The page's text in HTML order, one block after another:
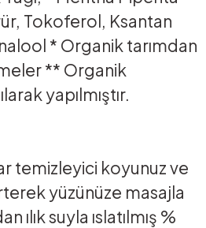
Tokoferol, Ksantan
* Organik tarımdan
** Organik
yapılmıştır.
temizleyici koyunuz ve
yüzünüze masajla
ılık suyla ıslatılmış %